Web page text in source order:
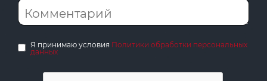
Я принимаю условия Политики обработки персональных
данных